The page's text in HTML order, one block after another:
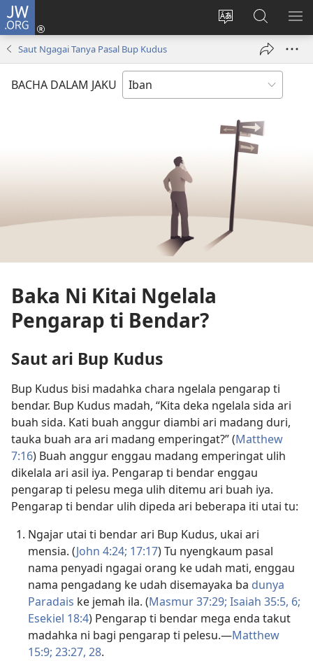
JW.ORG
Tukar
ba
Log
Masuk
window)
Giga
JW.ORG
Saut Ngagai Tanya Pasal Bup Kudus
BACHA DALAM JAKU
Baka Ni Kitai Ngelala
Pengarap ti Bendar?
Saut ari Bup Kudus
Bup Kudus bisi madahka chara ngelala pengarap ti
bendar. Bup Kudus madah, “Kita deka ngelala sida ari
buah sida. Kati buah anggur diambi ari madang duri,
tauka buah ara ari madang emperingat?” (Matthew
7:16) Buah anggur enggau madang emperingat ulih
dikelala ari asil iya. Pengarap ti bendar enggau
pengarap ti pelesu mega ulih ditemu ari buah iya.
Pengarap ti bendar ulih dipeda ari beberapa iti utai tu:
Ngajar utai ti bendar ari Bup Kudus, ukai ari
mensia. (John 4:24; 17:17) Tu nyengkaum pasal
nama penyadi ngagai orang ke udah mati, enggau
nama pengadang ke udah disemayaka ba dunya
Paradais ke jemah ila. (Masmur 37:29; Isaiah 35:5, 6;
Esekiel 18:4) Pengarap ti bendar mega enda takut
madahka ni bagi pengarap ti pelesu.—Matthew
15:9; 23:27, 28.